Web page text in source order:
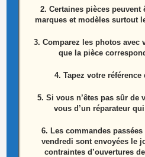
Carte mère référence:
B30SF
2. Certaines pièces peuvent
marques et modèles surtout
3. Comparez les photos avec
que la pièce
4. Tapez votre
5. Si vous n’êtes pas sûr de
vous d’un réparateur
6. Les commandes
vendredi sont envoyées le
contraintes d’ouvertures